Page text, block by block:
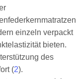
einzeln verpackt
bieten.
des
(2).